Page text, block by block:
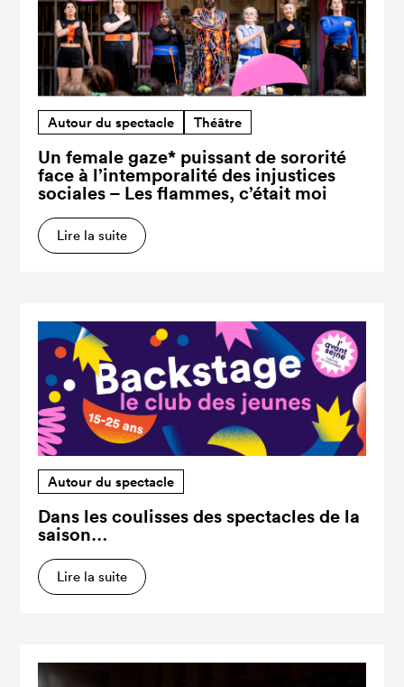
Autour du spectacle Théâtre
Un female gaze* puissant de sororité
face à l’intemporalité des injustices
sociales – Les flammes, c’était moi
Lire la suite
Autour du spectacle
Dans les coulisses des spectacles de la
saison…
Lire la suite